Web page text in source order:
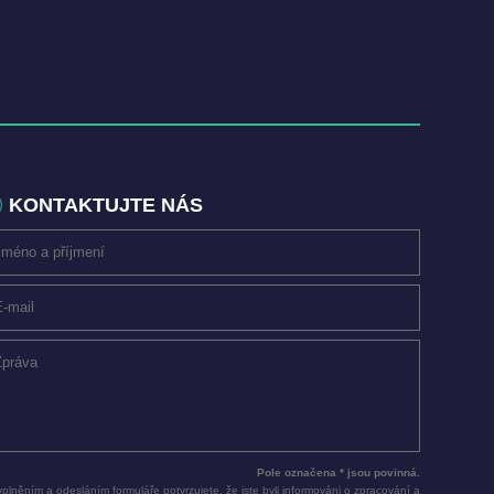
KONTAKTUJTE NÁS
Pole označena * jsou povinná.
a odesláním formuláře potvrzujete, že jste byli informováni o zpracování a